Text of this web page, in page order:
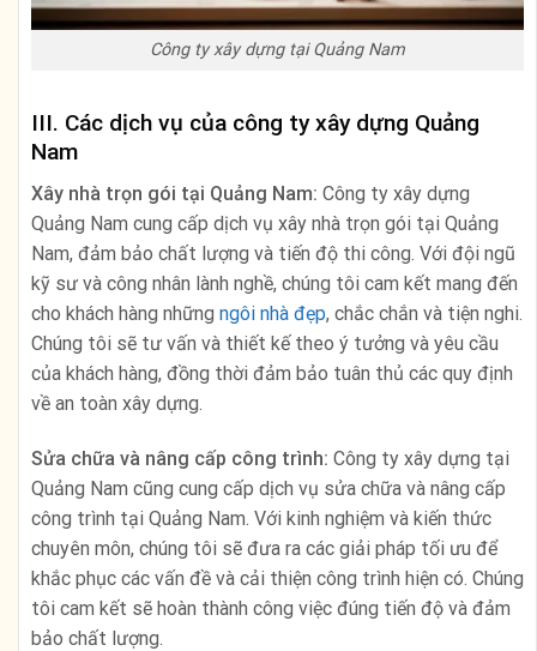
Công ty xây dựng tại Quảng Nam
III. Các dịch vụ của công ty xây dựng Quảng
Nam
Xây nhà trọn gói tại Quảng Nam: Công ty xây dựng
Quảng Nam cung cấp dịch vụ xây nhà trọn gói tại Quảng
Nam, đảm bảo chất lượng và tiến độ thi công. Với đội ngũ
kỹ sư và công nhân lành nghề, chúng tôi cam kết mang đến
cho khách hàng những ngôi nhà đẹp, chắc chắn và tiện nghi.
Chúng tôi sẽ tư vấn và thiết kế theo ý tưởng và yêu cầu
của khách hàng, đồng thời đảm bảo tuân thủ các quy định
về an toàn xây dựng.
Sửa chữa và nâng cấp công trình: Công ty xây dựng tại
Quảng Nam cũng cung cấp dịch vụ sửa chữa và nâng cấp
công trình tại Quảng Nam. Với kinh nghiệm và kiến thức
chuyên môn, chúng tôi sẽ đưa ra các giải pháp tối ưu để
khắc phục các vấn đề và cải thiện công trình hiện có. Chúng
tôi cam kết sẽ hoàn thành công việc đúng tiến độ và đảm
bảo chất lượng.